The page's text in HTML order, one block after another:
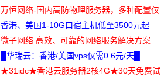
万恒网络-国内高防物理服务器，多种配置仅
99元/月起
香港、美国1-10G口宿主机低至3500元起
微子网络 高效、可靠的网络服务解决方案
█华瑞云：香港/美国vps仅需0.6元/天█
★31idc★香港云服务器2核4G★30天免费试